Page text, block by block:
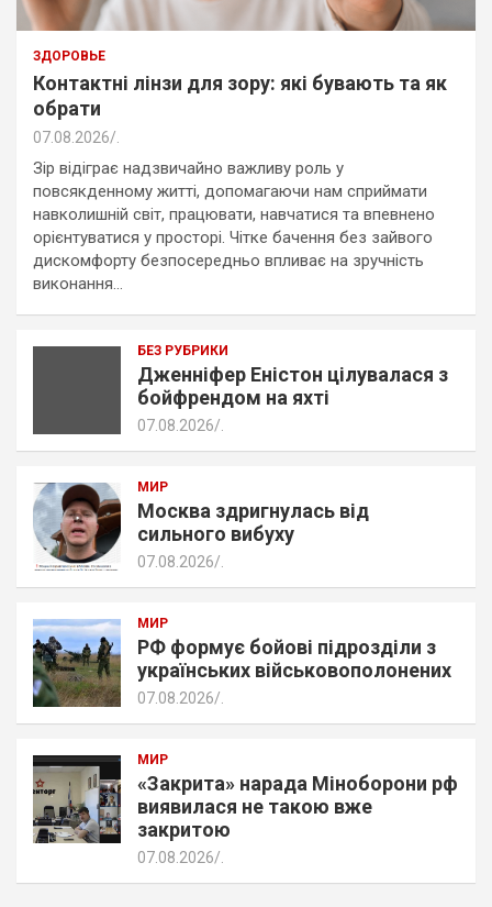
ЗДОРОВЬЕ
Контактні лінзи для зору: які бувають та як
обрати
07.08.2026
Зір відіграє надзвичайно важливу роль у
повсякденному житті, допомагаючи нам сприймати
навколишній світ, працювати, навчатися та впевнено
орієнтуватися у просторі. Чітке бачення без зайвого
дискомфорту безпосередньо впливає на зручність
виконання…
БЕЗ РУБРИКИ
Дженніфер Еністон цілувалася з
бойфрендом на яхті
07.08.2026
МИР
Москва здригнулась від
сильного вибуху
07.08.2026
МИР
РФ формує бойові підрозділи з
українських військовополонених
07.08.2026
МИР
«Закрита» нарада Міноборони рф
виявилася не такою вже
закритою
07.08.2026